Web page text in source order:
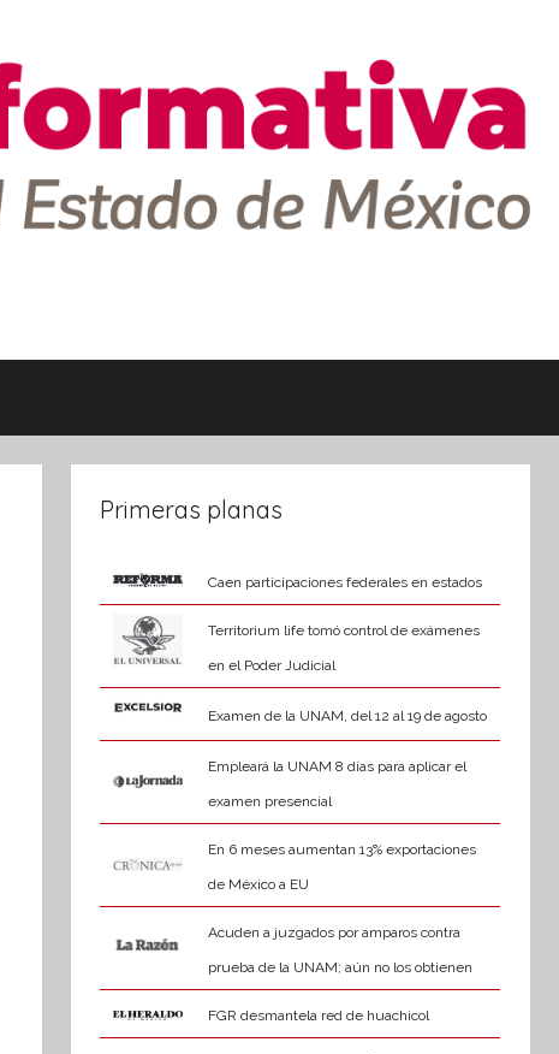
Primeras planas
Caen participaciones federales en estados
Territorium life tomó control de exámenes
en el Poder Judicial
Examen de la UNAM, del 12 al 19 de agosto
Empleará la UNAM 8 días para aplicar el
examen presencial
En 6 meses aumentan 13% exportaciones
de México a EU
Acuden a juzgados por amparos contra
prueba de la UNAM; aún no los obtienen
FGR desmantela red de huachicol